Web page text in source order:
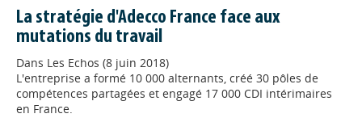
La stratégie d'Adecco France face aux
mutations du travail
Dans Les Echos (8 juin 2018)
L'entreprise a formé 10 000 alternants, créé 30 pôles de
compétences partagées et engagé 17 000 CDI intérimaires
en France.